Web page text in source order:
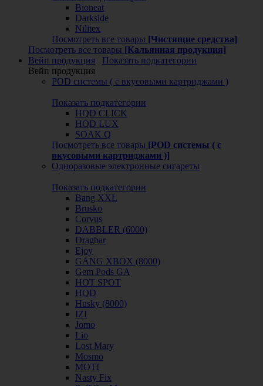
Bioneat
Darkside
Nilitex
Посмотреть все товары [Чистящие средства]
Посмотреть все товары [Кальянная продукция]
Вейп продукция
Показать подкатегории
Вейп продукция
POD системы ( с вкусовыми картриджами )
Показать подкатегории
HQD CLICK
HQD LUX
SOAK Q
Посмотреть все товары [POD системы ( с
вкусовыми картриджами )]
Одноразовые электронные сигареты
Показать подкатегории
Bang XXL
Brusko
Corvus
DABBLER (6000)
Dragbar
Ejoy
GANG XBOX (8000)
Gem Pods GA
HOT SPOT
HQD
Husky (8000)
IZI
Jomo
Lio
Lost Mary
Mosmo
MOTI
Nasty Fix